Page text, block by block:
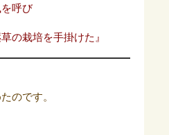
呼び
の栽培を手掛けた』
のです。